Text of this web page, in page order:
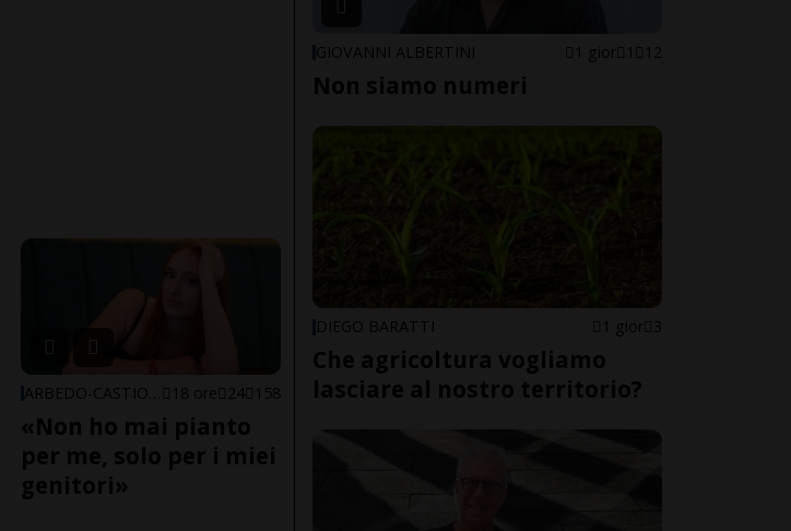
18 ore 24 158
«Non ho mai pianto
per me, solo per i miei
genitori»
GIOVANNI ALBERTINI 1 gior 1 12
Non siamo numeri
DIEGO BARATTI 1 gior 3
Che agricoltura vogliamo
lasciare al nostro territorio?